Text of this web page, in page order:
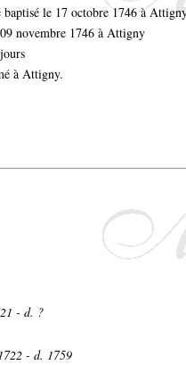
baptisé le 17 octobre 1746 à
novembre 1746 à Attigny
à Attigny.
- d. ?
- d. 1759